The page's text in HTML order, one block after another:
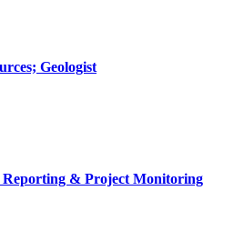
Geologist
& Project Monitoring